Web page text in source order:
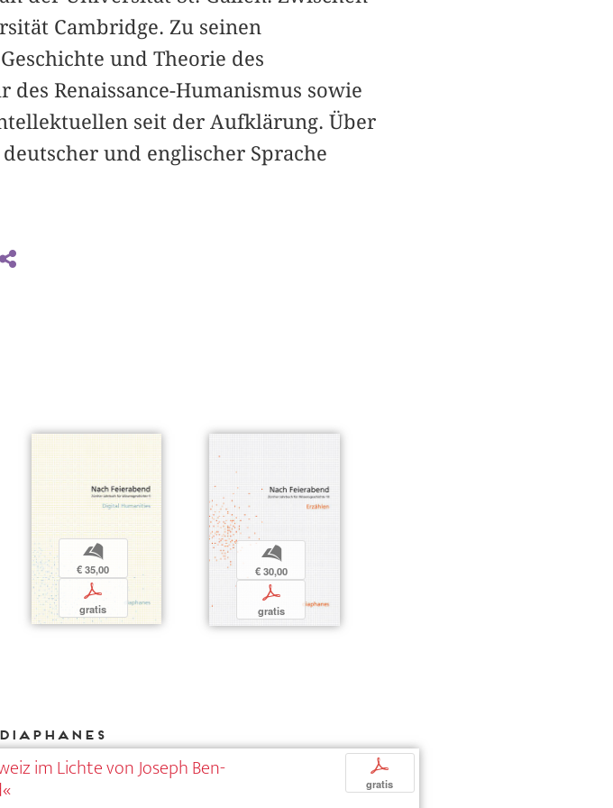
Cambridge. Zu seinen
und Theorie des
Renaissance-Humanismus sowie
seit der Aufklärung. Über
und englischer Sprache
b
€ 35,00
p
gratis
b
€ 30,00
p
gratis
im Lichte von Joseph Ben- p
gratis